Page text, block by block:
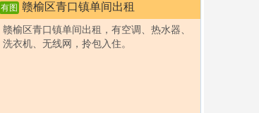
有图 赣榆区青口镇单间出租
赣榆区青口镇单间出租，有空调、热水器、
洗衣机、无线网，拎包入住。